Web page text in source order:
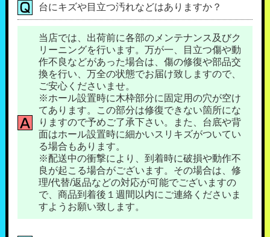
台にキズや目立つ汚れなどはありますか？
当店では、出荷前に各部のメンテナンス及びク
リーニングを行います。万が一、目立つ傷や動
作不良などがあった場合は、傷の修復や部品交
換を行い、万全の状態でお届け致しますので、
ご安心くださいませ。
※ホール設置時に木枠部分に固定用の穴が空け
てあります。この部分は修復できない箇所にな
りますので予めご了承下さい。また、台底や背
面はホール設置時に細かいスリキズがついてい
る場合もあります。
※配送中の衝撃により、到着時に破損や動作不
良が起こる場合がございます。その場合は、修
理/代替/返品などの対応が可能でございますの
で、商品到着後１週間以内にご連絡くださいま
すようお願い致します。